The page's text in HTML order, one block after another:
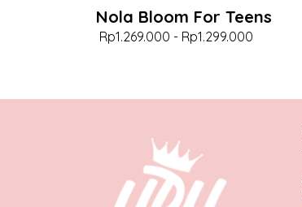
Nola Bloom For Teens
Rp1.269.000 - Rp1.299.000